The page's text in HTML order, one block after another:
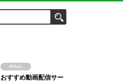
#Hulu
#Amazon Prime
おすすめ動画配信サー